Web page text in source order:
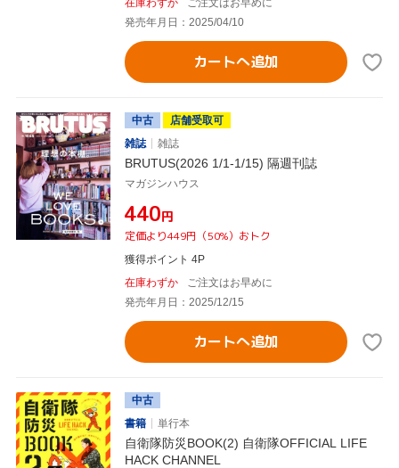
在庫わずか
ご注文はお早めに
発売年月日：2025/04/10
カートへ追加
中古
店舗受取可
雑誌
雑誌
BRUTUS(2026 1/1-1/15) 隔週刊誌
マガジンハウス
¥440円
定価より449円（50%）おトク
獲得ポイント 4P
在庫わずか
ご注文はお早めに
発売年月日：2025/12/15
カートへ追加
中古
書籍
単行本
自衛隊防災BOOK(2) 自衛隊OFFICIAL LIFE
HACK CHANNEL